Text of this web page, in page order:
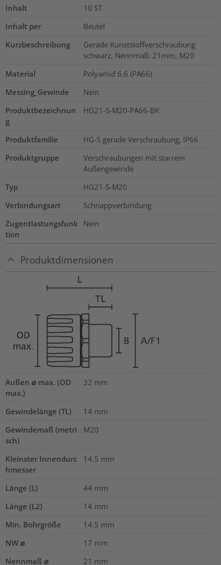
Inhalt
10 ST
Inhalt per
Beutel
Kurzbeschreibung
Gerade Kunststoffverschraubung
schwarz, Nennmaß: 21mm, M20
Material
Polyamid 6.6 (PA66)
Messing_Gewinde
Nein
Produktbezeichnun
g
HG21-S-M20-PA66-BK
Produktfamilie
HG-S gerade Verschraubung, IP66
Produktgruppe
Verschraubungen mit starrem
Außengewinde
Typ
HG21-S-M20
Verbindungsart
Schnappverbindung
Zugentlastungsfunk
tion
Nein
Produktdimensionen
Außen ⌀ max. (OD
max.)
32 mm
Gewindelänge (TL) 14 mm
Gewindemaß (metri
sch)
M20
Kleinster Innendurc
hmesser
14.5 mm
Länge (L) 44 mm
Länge (L2)
14 mm
Min. Bohrgröße
14.5 mm
NW ⌀
17 mm
Nennmaß ⌀
21 mm